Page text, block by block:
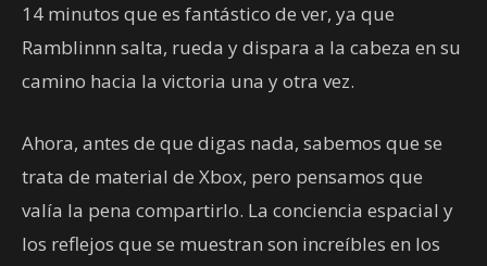
14 minutos que es fantástico de ver, ya que
Ramblinnn salta, rueda y dispara a la cabeza en su
camino hacia la victoria una y otra vez.
Ahora, antes de que digas nada, sabemos que se
trata de material de Xbox, pero pensamos que
valía la pena compartirlo. La conciencia espacial y
los reflejos que se muestran son increíbles en los